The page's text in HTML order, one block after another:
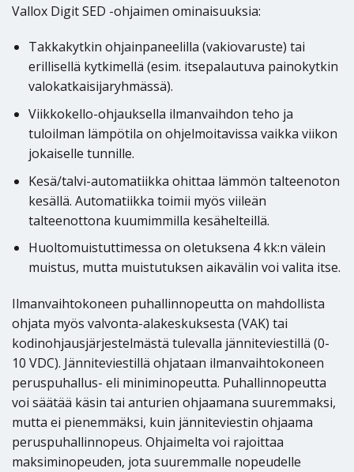
Vallox Digit SED -ohjaimen ominaisuuksia:
Takkakytkin ohjainpaneelilla (vakiovaruste) tai
erillisellä kytkimellä (esim. itsepalautuva painokytkin
valokatkaisijaryhmässä).
Viikkokello-ohjauksella ilmanvaihdon teho ja
tuloilman lämpötila on ohjelmoitavissa vaikka viikon
jokaiselle tunnille.
Kesä/talvi-automatiikka ohittaa lämmön talteenoton
kesällä. Automatiikka toimii myös viileän
talteenottona kuumimmilla kesähelteillä.
Huoltomuistuttimessa on oletuksena 4 kk:n välein
muistus, mutta muistutuksen aikavälin voi valita itse.
Ilmanvaihtokoneen puhallinnopeutta on mahdollista
ohjata myös valvonta-alakeskuksesta (VAK) tai
kodinohjausjärjestelmästä tulevalla jänniteviestillä (0-
10 VDC). Jänniteviestillä ohjataan ilmanvaihtokoneen
peruspuhallus- eli miniminopeutta. Puhallinnopeutta
voi säätää käsin tai anturien ohjaamana suuremmaksi,
mutta ei pienemmäksi, kuin jänniteviestin ohjaama
peruspuhallinnopeus. Ohjaimelta voi rajoittaa
maksiminopeuden, jota suuremmalle nopeudelle